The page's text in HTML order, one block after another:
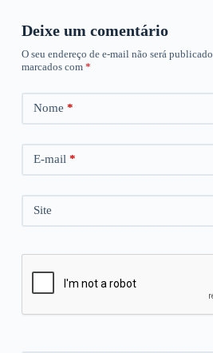
Deixe um comentário
O seu endereço de e-mail não será publicado.
marcados com *
Nome *
E-mail*
Site